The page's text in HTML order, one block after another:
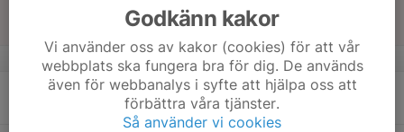
Simläger SIM - Teknikgruppen Ht 2025
Björna simhall
v.47
Godkänn kakor
Vi använder oss av kakor (cookies) för att vår
webbplats ska fungera bra för dig. De används
även för webbanalys i syfte att hjälpa oss att
förbättra våra tjänster.
Så använder vi cookies